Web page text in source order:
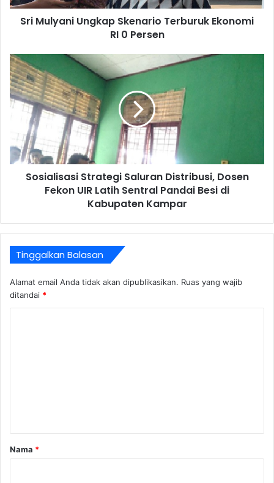
Sri Mulyani Ungkap Skenario Terburuk Ekonomi
RI 0 Persen
Sosialisasi Strategi Saluran Distribusi, Dosen
Fekon UIR Latih Sentral Pandai Besi di
Kabupaten Kampar
Tinggalkan Balasan
Alamat email Anda tidak akan dipublikasikan. Ruas yang wajib
ditandai *
rNama *